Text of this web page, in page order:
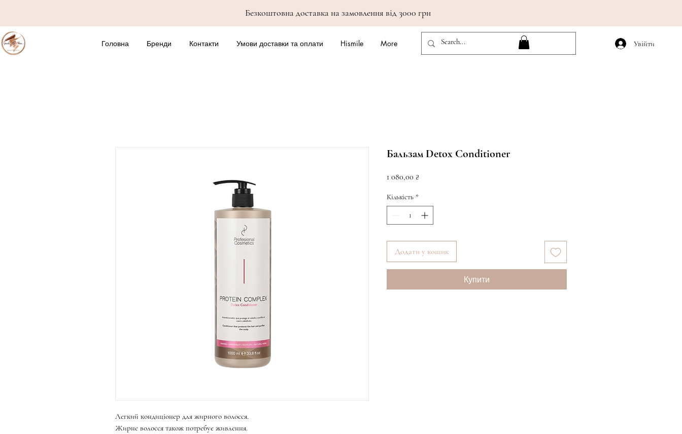
Безкоштовна доставка на замовлення від 3000 грн
Головна Бренди Контакти Умови доставки та оплати Hismile More Увійти
Легкий кондиціонер для жирного волосся.
Жирне волосся також потребує живлення.
Бальзам Detox Conditioner
1 080,00 ₴
Кількість *
Додати у кошик
Купити